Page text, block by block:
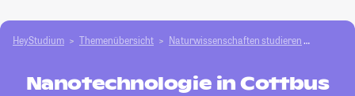
HeyStudium Themenübersicht Natur­wissenschaften studieren
Nanotechnologie in Cottbus